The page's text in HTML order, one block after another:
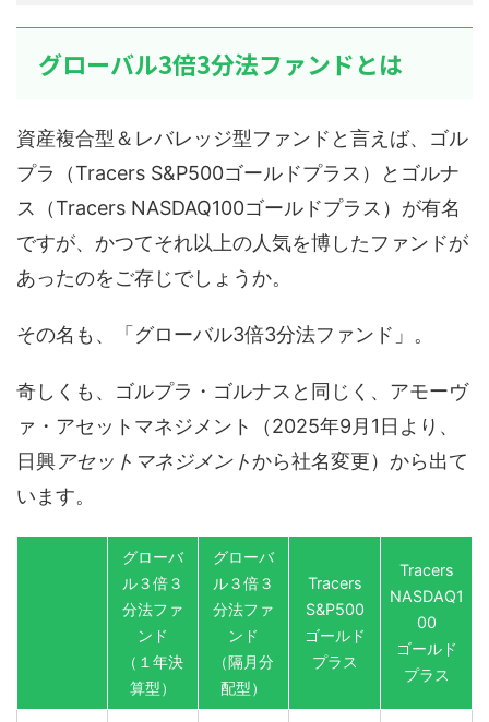
グローバル3倍3分法ファンドとは
資産複合型＆レバレッジ型ファンドと言えば、ゴル
プラ（Tracers S&P500ゴールドプラス）とゴルナ
ス（Tracers NASDAQ100ゴールドプラス）が有名
ですが、かつてそれ以上の人気を博したファンドが
あったのをご存じでしょうか。
その名も、「グローバル3倍3分法ファンド」。
奇しくも、ゴルプラ・ゴルナスと同じく、アモーヴ
ァ・アセットマネジメント（2025年9月1日より、
日興アセットマネジメントから社名変更）から出て
います。
グローバ
ル３倍３
分法ファ
ンド
（１年決
算型）
グローバ
ル３倍３
分法ファ
ンド
（隔月分
配型）
Tracers
S&P500
ゴールド
プラス
Tracers
NASDAQ1
00
ゴールド
プラス